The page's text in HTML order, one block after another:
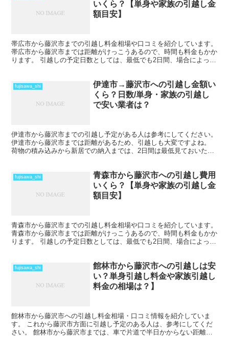
いくら？【単身や家族の引越し金
額目安】
帯広市から藤沢市までの引越し料金相場や口コミを紹介しています。
帯広市から藤沢市までは距離がけっこうあるので、時間も料金もかか
ります。 引越しの予定日数としては、最低でも2日間、場合によって
fujisawa_shi
伊達市→藤沢市への引越し金額い
くら？日数/単身・家族の引越し
で安い業者は？
伊達市から藤沢市までの引越し予定がある人は参考にしてください。
伊達市から藤沢市までは距離があるため、引越しも大変ですよね。
荷物の積み込みから新居での納入までは、2日間は最低見ておいた方
fujisawa_shi
青森市から藤沢市への引越し費用
いくら？【単身や家族の引越し金
額目安】
青森市から藤沢市までの引越し料金相場や口コミを紹介しています。
青森市から藤沢市までは距離がけっこうあるので、時間も料金もかか
ります。 引越しの予定日数としては、最低でも2日間、場合によって
fujisawa_shi
館林市から藤沢市への引越しは安
い？単身引越し料金や家族引越し
料金の相場は？】
館林市から藤沢市への引越し料金相場・口コミ情報を紹介していま
す。 これから藤沢市方面に引越し予定のある人は、参考にしてくだ
さい。 館林市から藤沢市までは、車で片道で半日かからない距離に